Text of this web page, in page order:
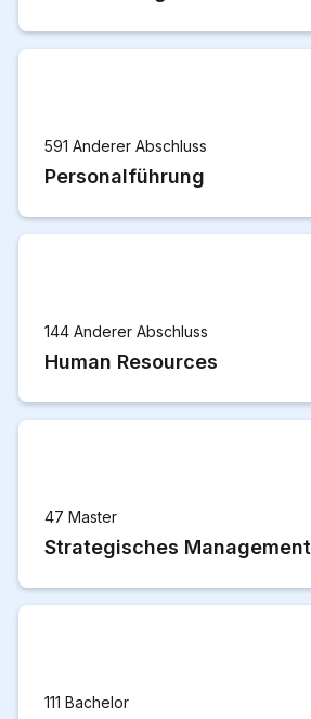
591 Anderer Abschluss
Personalführung
144 Anderer Abschluss
Human Resources
47 Master
Strategisches Management
111 Bachelor